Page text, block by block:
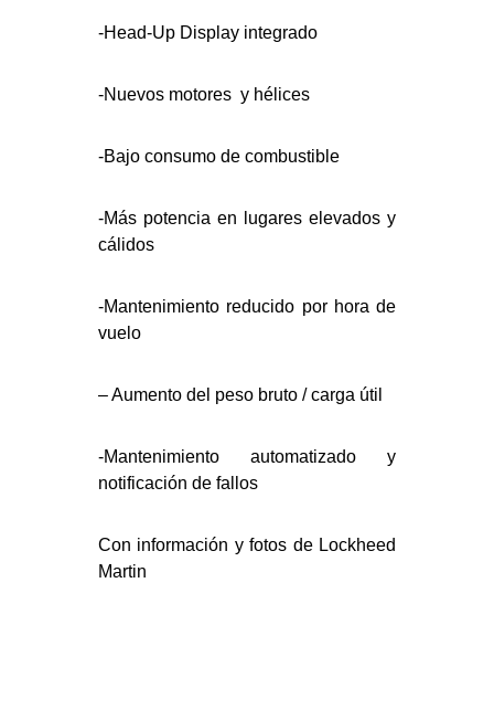
-Head-Up Display integrado
-Nuevos motores y hélices
-Bajo consumo de combustible
-Más potencia en lugares elevados y
cálidos
-Mantenimiento reducido por hora de
vuelo
– Aumento del peso bruto / carga útil
-Mantenimiento automatizado y
notificación de fallos
Con información y fotos de Lockheed
Martin